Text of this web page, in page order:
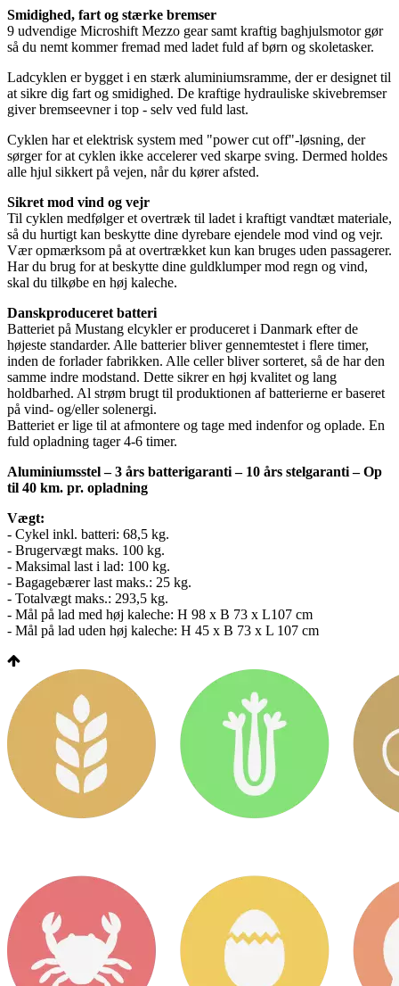
Smidighed, fart og stærke bremser
9 udvendige Microshift Mezzo gear samt kraftig baghjulsmotor gør
så du nemt kommer fremad med ladet fuld af børn og skoletasker.
Ladcyklen er bygget i en stærk aluminiumsramme, der er designet til
at sikre dig fart og smidighed. De kraftige hydrauliske skivebremser
giver bremseevner i top - selv ved fuld last.
Cyklen har et elektrisk system med "power cut off"-løsning, der
sørger for at cyklen ikke accelerer ved skarpe sving. Dermed holdes
alle hjul sikkert på vejen, når du kører afsted.
Sikret mod vind og vejr
Til cyklen medfølger et overtræk til ladet i kraftigt vandtæt materiale,
så du hurtigt kan beskytte dine dyrebare ejendele mod vind og vejr.
Vær opmærksom på at overtrækket kun kan bruges uden passagerer.
Har du brug for at beskytte dine guldklumper mod regn og vind,
skal du tilkøbe en høj kaleche.
Danskproduceret batteri
Batteriet på Mustang elcykler er produceret i Danmark efter de
højeste standarder. Alle batterier bliver gennemtestet i flere timer,
inden de forlader fabrikken. Alle celler bliver sorteret, så de har den
samme indre modstand. Dette sikrer en høj kvalitet og lang
holdbarhed. Al strøm brugt til produktionen af batterierne er baseret
på vind- og/eller solenergi.
Batteriet er lige til at afmontere og tage med indenfor og oplade. En
fuld opladning tager 4-6 timer.
Aluminiumsstel – 3 års batterigaranti – 10 års stelgaranti – Op
til 40 km. pr. opladning
Vægt:
- Cykel inkl. batteri: 68,5 kg.
- Brugervægt maks. 100 kg.
- Maksimal last i lad: 100 kg.
- Bagagebærer last maks.: 25 kg.
- Totalvægt maks.: 293,5 kg.
- Mål på lad med høj kaleche: H 98 x B 73 x L107 cm
- Mål på lad uden høj kaleche: H 45 x B 73 x L 107 cm